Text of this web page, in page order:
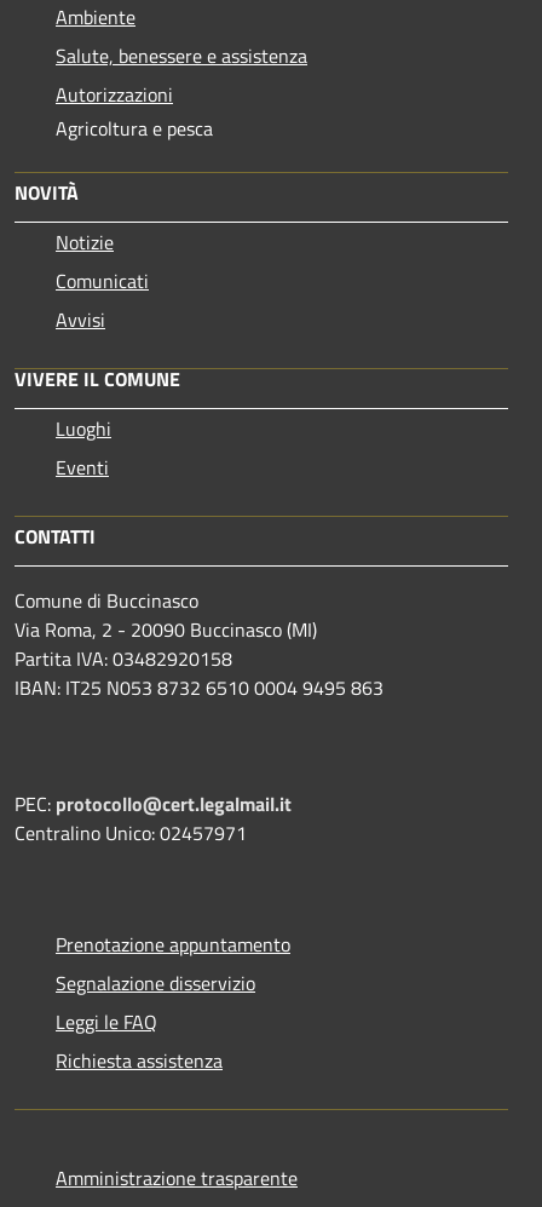
Ambiente
Salute, benessere e assistenza
Autorizzazioni
Agricoltura e pesca
NOVITÀ
Notizie
Comunicati
Avvisi
VIVERE IL COMUNE
Luoghi
Eventi
CONTATTI
Comune di Buccinasco
Via Roma, 2 - 20090 Buccinasco (MI)
Partita IVA: 03482920158
IBAN: IT25 N053 8732 6510 0004 9495 863
PEC: protocollo@cert.legalmail.it
Centralino Unico: 02457971
Prenotazione appuntamento
Segnalazione disservizio
Leggi le FAQ
Richiesta assistenza
Amministrazione trasparente